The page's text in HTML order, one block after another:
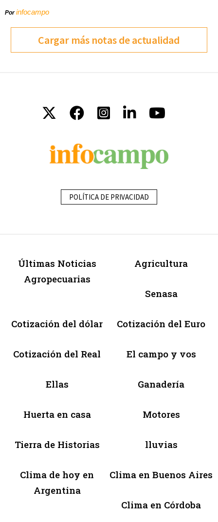
Porinfocampo
Cargar más notas de actualidad
POLÍTICA DE PRIVACIDAD
Últimas Noticias
Agropecuarias
Agricultura
Senasa
Cotización del dólar Cotización del Euro
Cotización del Real El campo y vos
Ellas Ganadería
Huerta en casa Motores
Tierra de Historias lluvias
Clima de hoy en
Argentina
Clima en Buenos Aires
Clima en Córdoba